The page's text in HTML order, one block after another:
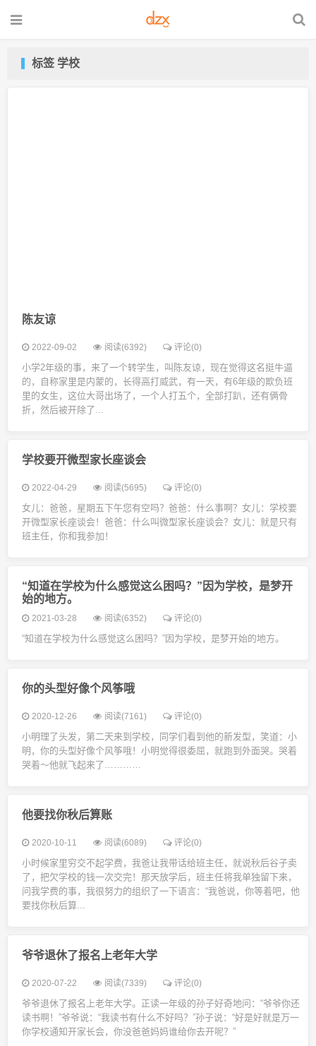
标签 学校
陈友谅
2022-09-02 阅读(6392) 评论(0)
小学2年级的事，来了一个转学生，叫陈友谅，现在觉得这名挺牛逼
的，自称家里是内蒙的，长得高打威武，有一天，有6年级的欺负班
里的女生，这位大哥出场了，一个人打五个，全部打趴，还有俩骨
折，然后被开除了...
学校要开微型家长座谈会
2022-04-29 阅读(5695) 评论(0)
女儿：爸爸，星期五下午您有空吗？爸爸：什么事啊？女儿：学校要
开微型家长座谈会！爸爸：什么叫微型家长座谈会？女儿：就是只有
班主任，你和我参加！
“知道在学校为什么感觉这么困吗？”因为学校，是梦开
始的地方。
2021-03-28 阅读(6352) 评论(0)
“知道在学校为什么感觉这么困吗？”因为学校，是梦开始的地方。
你的头型好像个风筝哦
2020-12-26 阅读(7161) 评论(0)
小明理了头发，第二天来到学校，同学们看到他的新发型，笑道：小
明，你的头型好像个风筝哦！小明觉得很委屈，就跑到外面哭。哭着
哭着～他就飞起来了…………
他要找你秋后算账
2020-10-11 阅读(6089) 评论(0)
小时候家里穷交不起学费，我爸让我带话给班主任，就说秋后谷子卖
了，把欠学校的钱一次交完！那天放学后，班主任将我单独留下来，
问我学费的事，我很努力的组织了一下语言：“我爸说，你等着吧，他
要找你秋后算...
爷爷退休了报名上老年大学
2020-07-22 阅读(7339) 评论(0)
爷爷退休了报名上老年大学。正读一年级的孙子好奇地问：“爷爷你还
读书啊！”爷爷说：“我读书有什么不好吗？”孙子说：“好是好就是万一
你学校通知开家长会，你没爸爸妈妈谁给你去开呢？”